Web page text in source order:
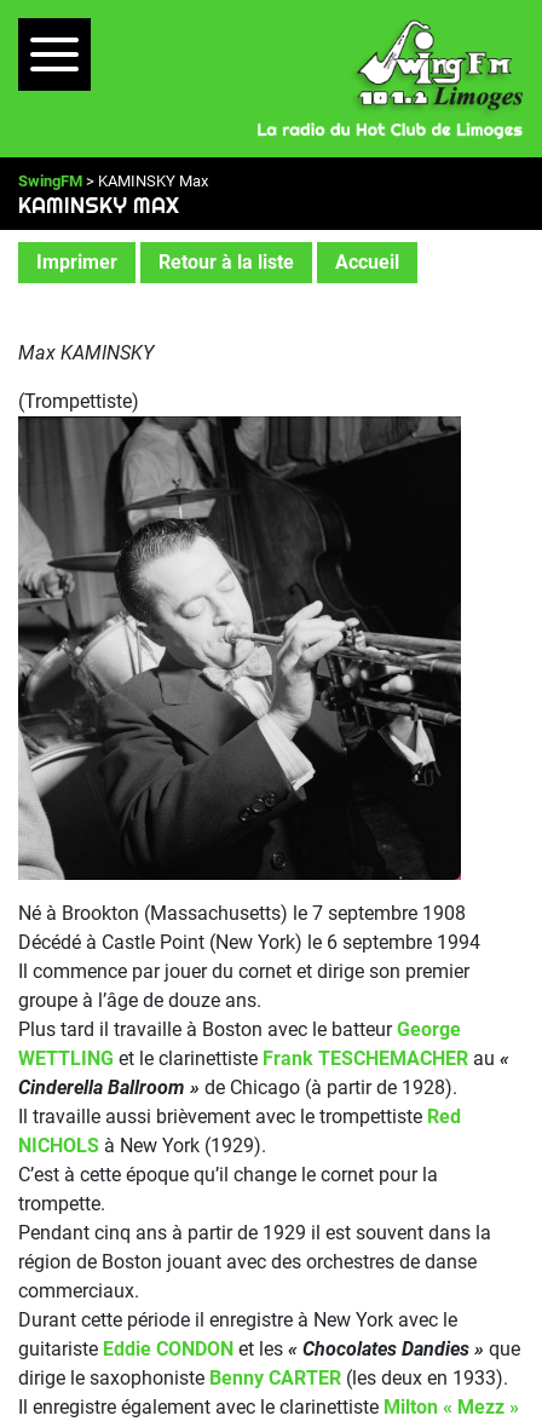
SwingFM > KAMINSKY Max
KAMINSKY MAX
Imprimer Retour à la liste Accueil
Max KAMINSKY
(Trompettiste)
Né à Brookton (Massachusetts) le 7 septembre 1908
Décédé à Castle Point (New York) le 6 septembre 1994
Il commence par jouer du cornet et dirige son premier
groupe à l’âge de douze ans.
Plus tard il travaille à Boston avec le batteurGeorge
WETTLING et le clarinettiste Frank TESCHEMACHER au «
Cinderella Ballroom » de Chicago (à partir de 1928).
Il travaille aussi brièvement avec le trompettiste Red
NICHOLS à New York (1929).
C’est à cette époque qu’il change le cornet pour la
trompette.
Pendant cinq ans à partir de 1929 il est souvent dans la
région de Boston jouant avec des orchestres de danse
commerciaux.
Durant cette période il enregistre à New York avec le
guitariste Eddie CONDON et les « Chocolates Dandies » que
dirige le saxophoniste Benny CARTER (les deux en 1933).
Il enregistre également avec le clarinettiste Milton « Mezz »